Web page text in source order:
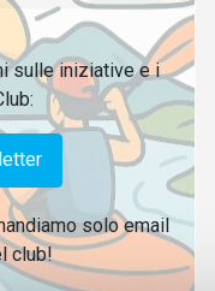
sulle iniziative e i
solo email
club!